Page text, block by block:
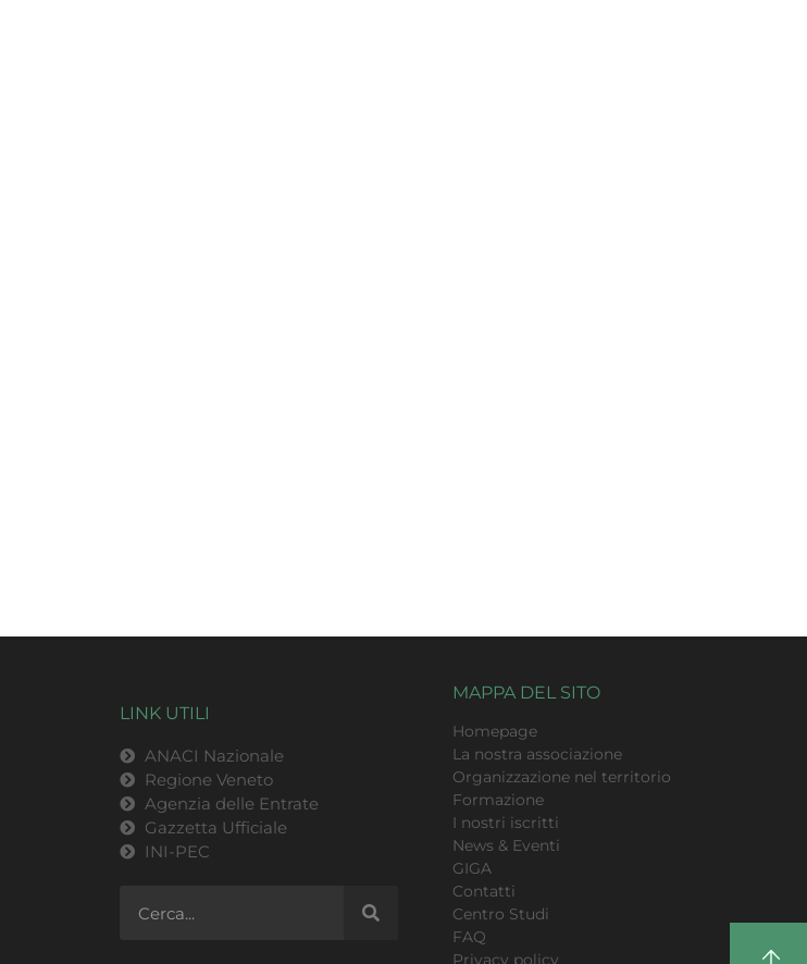
LINK UTILI
ANACI Nazionale
Regione Veneto
Agenzia delle Entrate
Gazzetta Ufficiale
INI-PEC
MAPPA DEL SITO
Homepage
La nostra associazione
Organizzazione nel territorio
Formazione
I nostri iscritti
News & Eventi
GIGA
Contatti
Centro Studi
FAQ